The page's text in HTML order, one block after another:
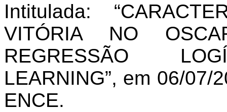
Intitulada:
VITÓRIA NO
REGRESSÃO
LEARNING”, em 06/
ENCE.